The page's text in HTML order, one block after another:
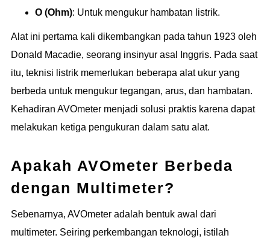
O (Ohm): Untuk mengukur hambatan listrik.
Alat ini pertama kali dikembangkan pada tahun 1923 oleh
Donald Macadie, seorang insinyur asal Inggris. Pada saat
itu, teknisi listrik memerlukan beberapa alat ukur yang
berbeda untuk mengukur tegangan, arus, dan hambatan.
Kehadiran AVOmeter menjadi solusi praktis karena dapat
melakukan ketiga pengukuran dalam satu alat.
Apakah AVOmeter Berbeda
dengan Multimeter?
Sebenarnya, AVOmeter adalah bentuk awal dari
multimeter. Seiring perkembangan teknologi, istilah